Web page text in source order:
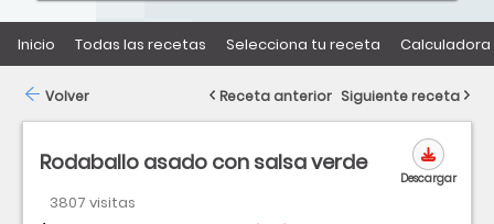
Inicio Todas las recetas Selecciona tu receta
Rodaballo asado con salsa verde
3807 visitas
Descargar
Volver Receta anterior Siguiente receta